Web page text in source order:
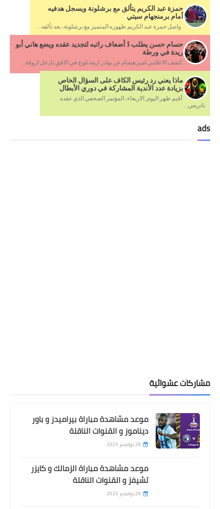
حمزة عبد الكريم يتألق مع برشلونة ويسجل هدفيه
أمام برمنجهام سيتي
واصل حمزة عبد الكريم ظهوره المتميز مع برشلونة، بعد تألقه...
حسام حسن يطلب 5 أضعاف راتبه لتجديد عقده ويضع هاني أبو
ريدة في ورطة
كشف الاعلامي امير هشام عن بوادر ازمة تلوح في الافق دارخل اروقة...
ماذا يعني رد رئيس الكاف على السؤال الخاص
بزيادة عدد الأندية المشاركة في دوري الأبطال
أقيم ظهر اليوم, الاربعاء، المؤتمر الصحفي الذي عقده
باتريس...
ads
مشاركات عشوائية
موعد مشاهدة مباراة بيراميدز و باور
ديناموز و القنوات الناقلة
29 نوفمبر 2025
موعد مشاهدة مباراة الزمالك و كايزر
تشيفز و القنوات الناقلة
29 نوفمبر 2025